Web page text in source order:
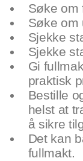
Søke om
Søke om
Sjekke
Sjekke
Gi
praktisk
Bestille
helst at
å sikre
Det kan
fullmakt.